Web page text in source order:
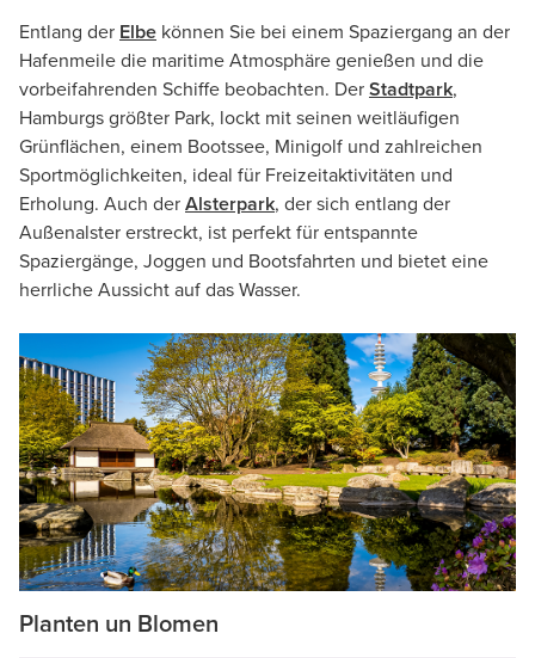
Entlang der Elbe können Sie bei einem Spaziergang an der
Hafenmeile die maritime Atmosphäre genießen und die
vorbeifahrenden Schiffe beobachten. Der Stadtpark,
Hamburgs größter Park, lockt mit seinen weitläufigen
Grünflächen, einem Bootssee, Minigolf und zahlreichen
Sportmöglichkeiten, ideal für Freizeitaktivitäten und
Erholung. Auch der Alsterpark, der sich entlang der
Außenalster erstreckt, ist perfekt für entspannte
Spaziergänge, Joggen und Bootsfahrten und bietet eine
herrliche Aussicht auf das Wasser.
Planten un Blomen